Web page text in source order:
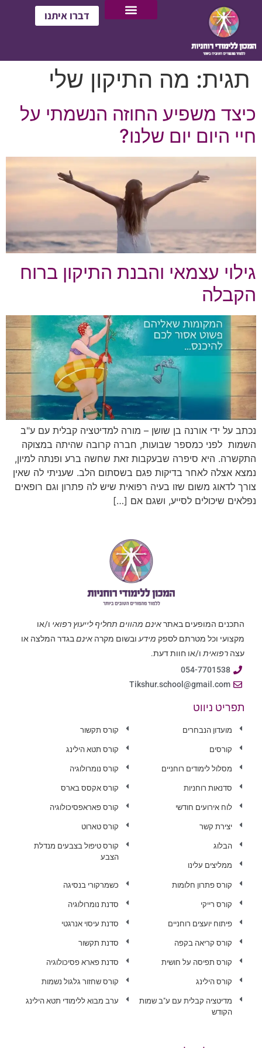
דברו איתנו
תגית: מה התיקון שלי
כיצד משפיע החוזה הנשמתי על
חיי היום יום שלנו?
גילוי עצמאי והבנת התיקון ברוח
הקבלה
נכתב על ידי אורנה בן שושן – מורה למדיטציה קבלית עם ע"ב
השמות לפני כמספר שבועות, חברה קרובה שהיתה במצוקה
התקשרה. היא סיפרה שבעקבות זאת שחשה ברע ופנתה למיון,
נמצא אצלה לאחר בדיקות פגם בשסתום הלב. שעניתי לה שאין
צורך לדאוג משום שזו בעיה רפואית שיש לה פתרון וגם רופאים
נפלאים שיכולים לסייע, ושגם אם […]
התכנים המופעים באתראינם מהווים תחליף לייעוץ רפואי ו/או
מקצועי וכל מטרתם לספק מידע ובשום מקרה אינםבגדר המלצה או
עצה רפואית ו/או חוות דעת.
054-7701538
Tikshur.school@gmail.com
תפריט ניווט
מועדון הנבחרים
קורסים
מסלול לימודים רוחניים
סדנאות רוחניות
לוח אירועים חודשי
יצירת קשר
הבלוג
ממליצים עלינו
קורס תקשור
קורס תטא הילינג
קורס נומרולוגיה
קורס אקסס בארס
קורס פאראפסיכולוגיה
קורס טארוט
קורס טיפול בצבעים מנדלת
הצבע
קורס פתרון חלומות
קורס רייקי
פיתוח יועצים רוחניים
קורס קריאה בקפה
קורס תפיסה על חושית
קורס הילינג
מדיטציה קבלית עם ע"ב שמות
הקודש
כשמרקורי בנסיגה
סדנת נומרולוגיה
סדנת עיסוי אנרגטי
סדנת תקשור
סדנת פארא פסיכולוגיה
קורס שחזור גלגול נשמות
ערב מבוא ללימודי תטא הילינג